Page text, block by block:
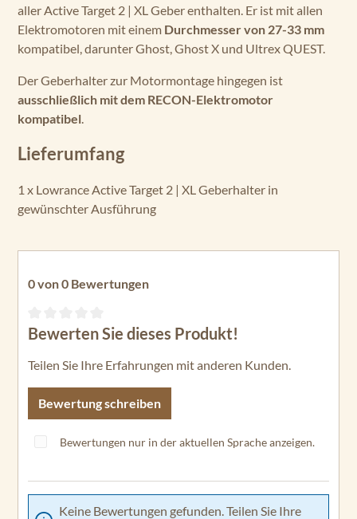
aller Active Target 2 | XL Geber enthalten. Er ist mit allen
Elektromotoren mit einem Durchmesser von 27-33 mm
kompatibel, darunter Ghost, Ghost X und Ultrex QUEST.
Der Geberhalter zur Motormontage hingegen ist
ausschließlich mit dem RECON-Elektromotor
kompatibel.
Lieferumfang
1 x Lowrance Active Target 2 | XL Geberhalter in
gewünschter Ausführung
0 von 0 Bewertungen
Durchschnittliche Bewertung von 0 von 5 Sternen
Bewerten Sie dieses Produkt!
Teilen Sie Ihre Erfahrungen mit anderen Kunden.
Bewertung schreiben
Bewertungen nur in der aktuellen Sprache anzeigen.
Keine Bewertungen gefunden. Teilen Sie Ihre